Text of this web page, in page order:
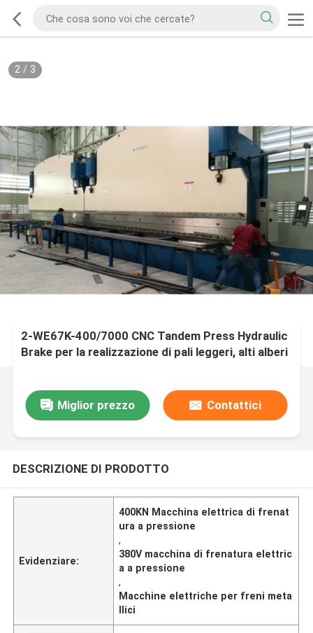
2/ 3
2-WE67K-400/7000 CNC Tandem Press Hydraulic
Brake per la realizzazione di pali leggeri, alti alberi
Miglior prezzo Contattici
DESCRIZIONE DI PRODOTTO
Evidenziare:
400KN Macchina elettrica di frenat
ura a pressione
,
380V macchina di frenatura elettric
a a pressione
,
Macchine elettriche per freni meta
llici